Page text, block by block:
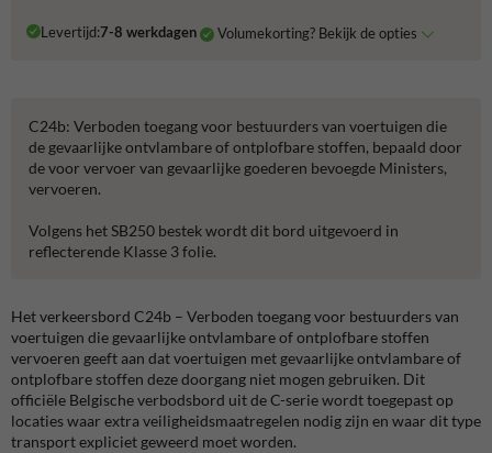
Levertijd:7-8 werkdagen Volumekorting? Bekijk de opties
C24b: Verboden toegang voor bestuurders van voertuigen die
de gevaarlijke ontvlambare of ontplofbare stoffen, bepaald door
de voor vervoer van gevaarlijke goederen bevoegde Ministers,
vervoeren.
Volgens het SB250 bestek wordt dit bord uitgevoerd in
reflecterende Klasse 3 folie.
Het verkeersbord C24b – Verboden toegang voor bestuurders van
voertuigen die gevaarlijke ontvlambare of ontplofbare stoffen
vervoeren geeft aan dat voertuigen met gevaarlijke ontvlambare of
ontplofbare stoffen deze doorgang niet mogen gebruiken. Dit
officiële Belgische verbodsbord uit de C-serie wordt toegepast op
locaties waar extra veiligheidsmaatregelen nodig zijn en waar dit type
transport expliciet geweerd moet worden.